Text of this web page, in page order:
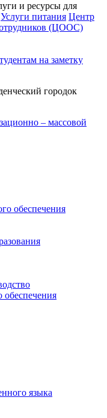
и ресурсы для
Услуги питания Центр
(ЦООС)
на заметку
городок
– массовой
обеспечения
обеспечения
языка